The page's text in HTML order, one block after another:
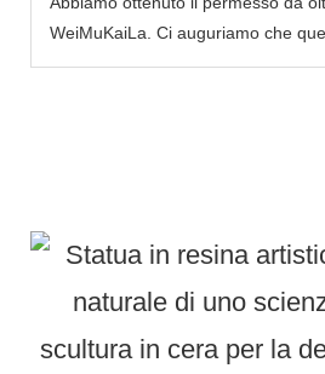
WeiMuKaiLa. Ci auguriamo che